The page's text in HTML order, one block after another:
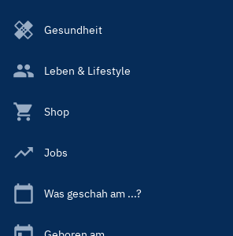
Gesundheit
Leben & Lifestyle
Shop
Jobs
Was geschah am ...?